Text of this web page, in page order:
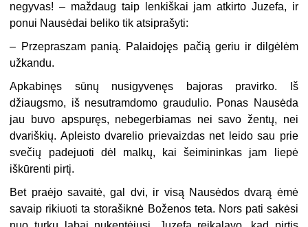
negyvas! – maždaug taip lenkiškai jam atkirto Juzefa, ir
ponui Nausėdai beliko tik atsiprašyti:
– Przepraszam panią. Palaidojęs pačią geriu ir dilgėlėm
užkandu.
Apkabinęs sūnų nusigyvenęs bajoras pravirko. Iš
džiaugsmo, iš nesutramdomo graudulio. Ponas Nausėda
jau buvo apspuręs, nebegerbiamas nei savo žentų, nei
dvariškių. Apleisto dvarelio prievaizdas net leido sau prie
svečių padejuoti dėl malkų, kai šeimininkas jam liepė
iškūrenti pirtį.
Bet praėjo savaitė, gal dvi, ir visą Nausėdos dvarą ėmė
savaip rikiuoti ta storašiknė Boženos teta. Nors pati sakėsi